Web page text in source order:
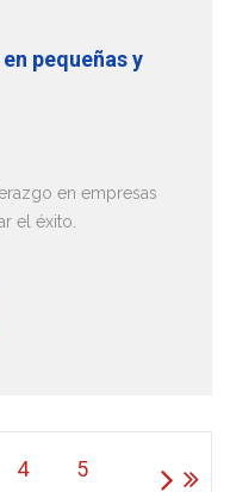
pequeñas y
en empresas
el éxito.
4 5